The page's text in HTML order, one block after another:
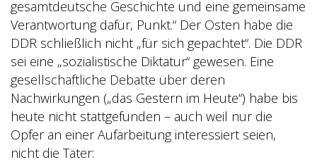
gesamtdeutsche Geschichte und eine gemeinsame
Verantwortung dafür, Punkt.“ Der Osten habe die
DDR schließlich nicht „für sich gepachtet“. Die DDR
sei eine „sozialistische Diktatur“ gewesen. Eine
gesellschaftliche Debatte über deren
Nachwirkungen („das Gestern im Heute“) habe bis
heute nicht stattgefunden – auch weil nur die
Opfer an einer Aufarbeitung interessiert seien,
nicht die Täter: